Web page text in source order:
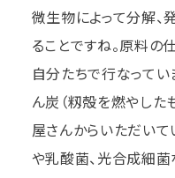
微生物によって分解、
ることですね。原料の
自分たちで行なってい
ん炭（籾殻を燃やした
屋さんからいただいて
や乳酸菌、光合成細菌